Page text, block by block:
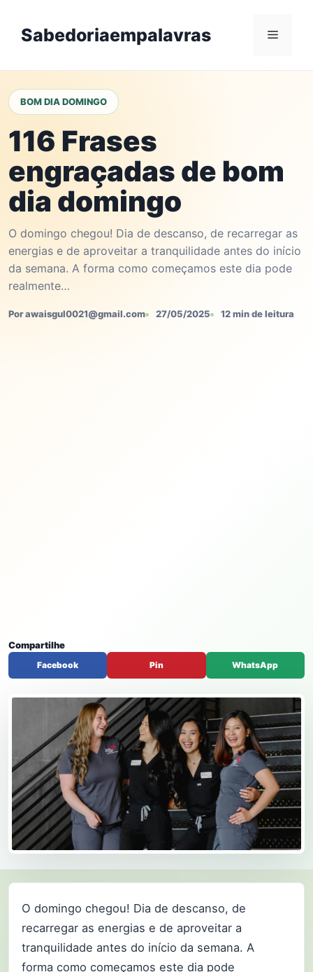
contentSabedoriaempalavras Menu
BOM DIA DOMINGO
116 Frases
engraçadas de bom
dia domingo
O domingo chegou! Dia de descanso, de recarregar as
energias e de aproveitar a tranquilidade antes do início
da semana. A forma como começamos este dia pode
realmente…
Por awaisgul0021@gmail.com 27/05/2025 12 min de leitura
Compartilhe
Facebook Pin WhatsApp
O domingo chegou! Dia de descanso, de
recarregar as energias e de aproveitar a
tranquilidade antes do início da semana. A
forma como começamos este dia pode